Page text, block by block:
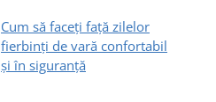
Cum să faceți față zilelor
fierbinți de vară confortabil
și în siguranță